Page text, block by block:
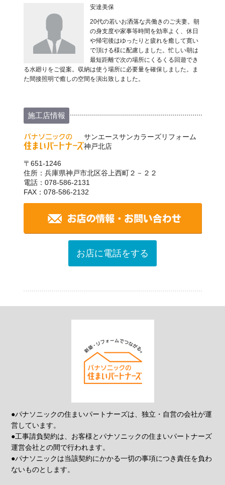
安達美保
20代の若いお洒落な共働きのご夫妻。朝
の身支度や家事等時間を効率よく、休日
や帰宅後はゆったりと疲れを癒して寛い
で頂ける様に配慮しました。忙しい朝は
最短距離で次の場所にくるくる回遊でき
る水廻りをご提案。収納は使う場所に必要量を確保しました。ま
た間接照明で癒しの空間を演出致しました。
施工店情報
サンエースサンカラーズリフォーム
神戸北店
〒651-1246
住所：兵庫県神戸市北区谷上西町２－２２
電話：078-586-2131
FAX：078-586-2132
お店に電話をする
●パナソニックの住まいパートナーズは、独立・自営の会社が運
営しています。
●工事請負契約は、お客様とパナソニックの住まいパートナーズ
運営会社との間で行われます。
●パナソニックは当該契約にかかる一切の事項につき責任を負わ
ないものとします。